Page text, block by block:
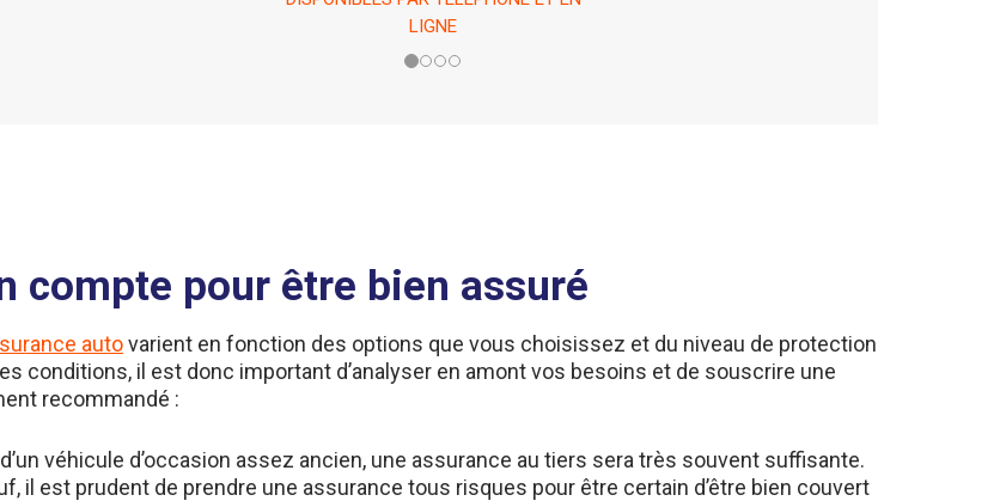
compte pour être bien assuré
auto
varient en fonction des options que vous choisissez et du niveau de protection
conditions, il est donc important d’analyser en amont vos besoins et de souscrire une
recommandé :
il est prudent de prendre une assurance tous risques pour être certain d’être bien couvert